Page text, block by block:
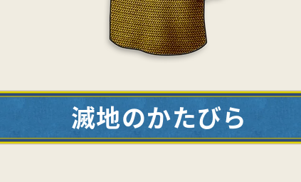
滅地のかたびら